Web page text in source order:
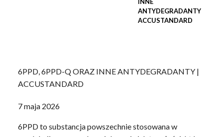
ANTYDEGRADANTY
ACCUSTANDARD
6PPD, 6PPD-Q ORAZ INNE ANTYDEGRADANTY |
ACCUSTANDARD
7 maja 2026
6PPD to substancja powszechnie stosowana w